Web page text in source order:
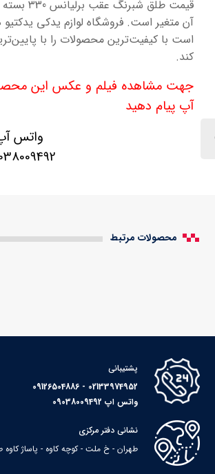
قیمت طلق
آن متغیر است. فروشگاه لوازم یدکی یدکتیو
است با کیفیت‌ترین محصولات را با
کند.
جهت مشاهده فیلم و عکس این
آپ پیام دهید
واتس
محصولات مرتبط
پشتیبانی
02133974952 - 09126504886
واتس اپ 09038009492
نشانی دفتر مرکزی
طهران - خ ملت - کوچه کاوه - پاساژ کاوه ط 3 واحد